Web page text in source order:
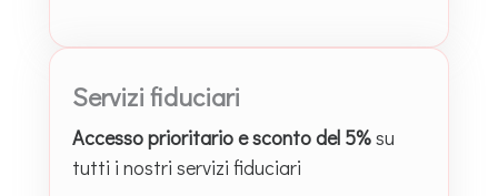
Servizi fiduciari
Accesso prioritario e sconto del 5%su
tutti i nostri servizi fiduciari